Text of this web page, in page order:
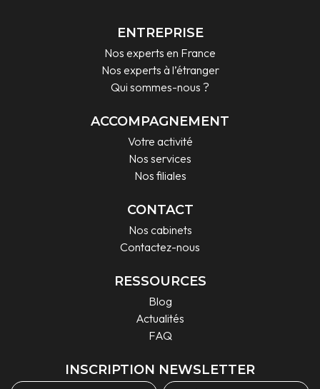
ENTREPRISE
Nos experts en France
Nos experts à l’étranger
Qui sommes-nous ?
ACCOMPAGNEMENT
Votre activité
Nos services
Nos filiales
CONTACT
Nos cabinets
Contactez-nous
RESSOURCES
Blog
Actualités
FAQ
INSCRIPTION NEWSLETTER